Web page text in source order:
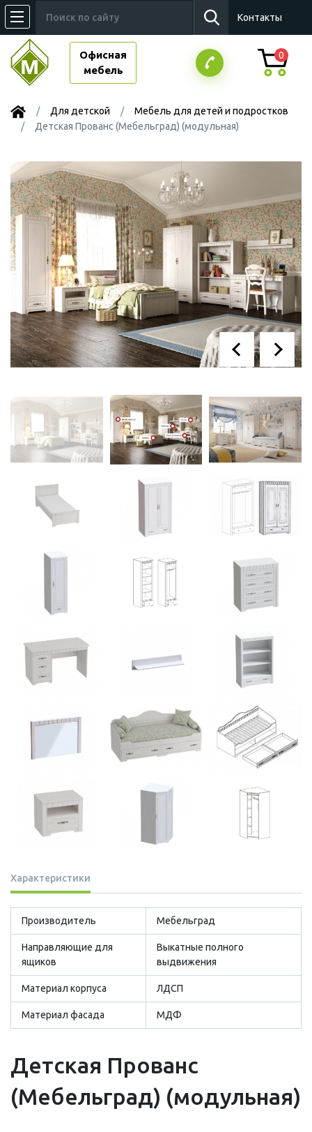
Контакты
Офисная
мебель
0
Для детской
Мебель для детей и подростков
Детская Прованс (Мебельград) (модульная)
Характеристики
Производитель Мебельград
Направляющие для
ящиков
Выкатные полного
выдвижения
Материал корпуса ЛДСП
Материал фасада МДФ
Детская Прованс
(Мебельград) (модульная)